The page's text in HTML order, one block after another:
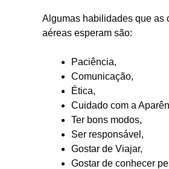
Algumas habilidades que as
aéreas esperam são:
Paciência,
Comunicação,
Ética,
Cuidado com a
Ter bons modos,
Ser responsável,
Gostar de Viajar,
Gostar de conhecer